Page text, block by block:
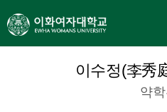
이수정(李秀
약